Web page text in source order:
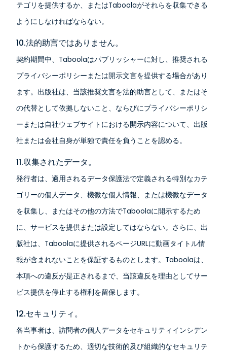
テゴリを提供するか、またはTaboolaがそれらを収集できる
ようにしなければならない。
10.法的助言ではありません。
契約期間中、Taboolaはパブリッシャーに対し、推奨される
プライバシーポリシーまたは開示文言を提供する場合があり
ます。出版社は、当該推奨文言を法的助言として、またはそ
の代替として依拠しないこと、ならびにプライバシーポリシ
ーまたは自社ウェブサイトにおける開示内容について、出版
社または会社自身が単独で責任を負うことを認める。
11.収集されたデータ。
発行者は、適用されるデータ保護法で定義される特別なカテ
ゴリーの個人データ、機微な個人情報、または機微なデータ
を収集し、またはその他の方法でTaboolaに開示するため
に、サービスを提供または設定してはならない。さらに、出
版社は、Taboolaに提供されるページURLに動画タイトル情
報が含まれないことを保証するものとします。Taboolaは、
本項への違反が是正されるまで、当該違反を理由としてサー
ビス提供を停止する権利を留保します。
12.セキュリティ。
各当事者は、訪問者の個人データをセキュリティインシデン
トから保護するため、適切な技術的及び組織的なセキュリテ